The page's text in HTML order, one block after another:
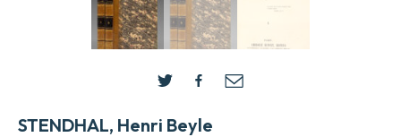
STENDHAL, Henri Beyle